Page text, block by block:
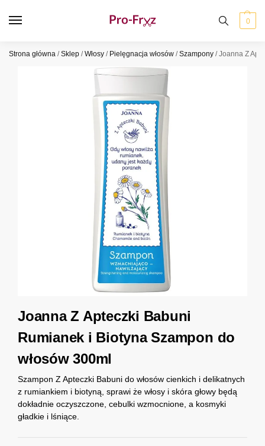
0
Strona główna /Sklep /Włosy / Pielęgnacja włosów /Szampony /Joanna Z
Joanna Z Apteczki Babuni
Rumianek i Biotyna Szampon do
włosów 300ml
Szampon Z Apteczki Babuni do włosów cienkich i delikatnych
z rumiankiem i biotyną, sprawi że włosy i skóra głowy będą
dokładnie oczyszczone, cebulki wzmocnione, a kosmyki
gładkie i lśniące.